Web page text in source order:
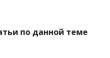
по данной теме